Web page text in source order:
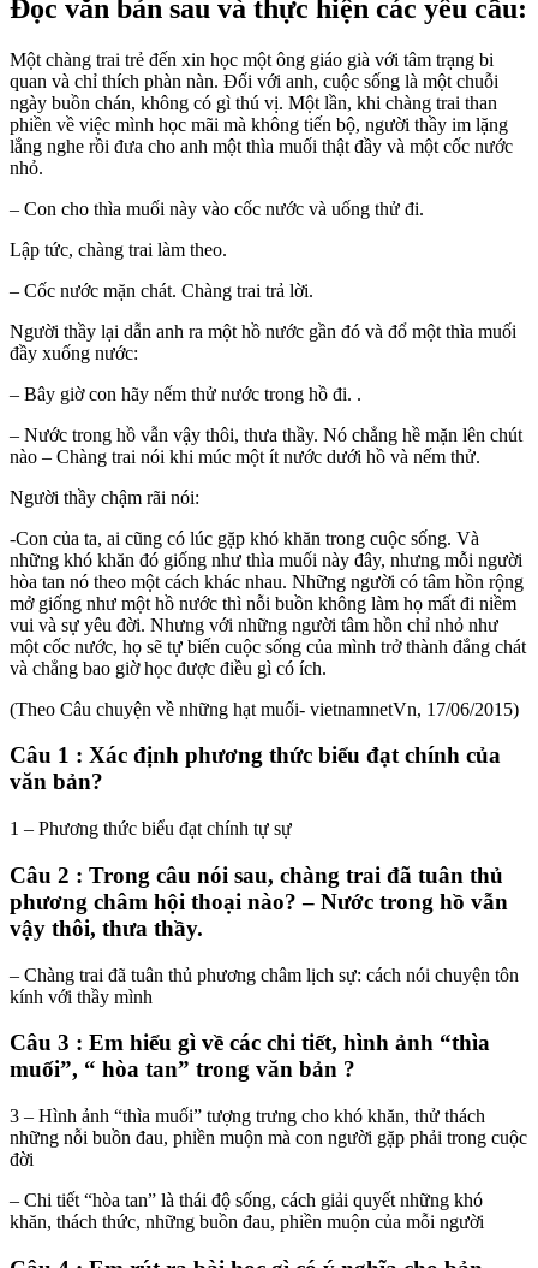
Đọc văn bản sau và thực hiện các yêu cầu:
Một chàng trai trẻ đến xin học một ông giáo già với tâm trạng bi
quan và chỉ thích phàn nàn. Đối với anh, cuộc sống là một chuỗi
ngày buồn chán, không có gì thú vị. Một lần, khi chàng trai than
phiền về việc mình học mãi mà không tiến bộ, người thầy im lặng
lắng nghe rồi đưa cho anh một thìa muối thật đầy và một cốc nước
nhỏ.
– Con cho thìa muối này vào cốc nước và uống thử đi.
Lập tức, chàng trai làm theo.
– Cốc nước mặn chát. Chàng trai trả lời.
Người thầy lại dẫn anh ra một hồ nước gần đó và đổ một thìa muối
đầy xuống nước:
– Bây giờ con hãy nếm thử nước trong hồ đi. .
– Nước trong hồ vẫn vậy thôi, thưa thầy. Nó chẳng hề mặn lên chút
nào – Chàng trai nói khi múc một ít nước dưới hồ và nếm thử.
Người thầy chậm rãi nói:
-Con của ta, ai cũng có lúc gặp khó khăn trong cuộc sống. Và
những khó khăn đó giống như thìa muối này đây, nhưng mỗi người
hòa tan nó theo một cách khác nhau. Những người có tâm hồn rộng
mở giống như một hồ nước thì nỗi buồn không làm họ mất đi niềm
vui và sự yêu đời. Nhưng với những người tâm hồn chỉ nhỏ như
một cốc nước, họ sẽ tự biến cuộc sống của mình trở thành đắng chát
và chẳng bao giờ học được điều gì có ích.
(Theo Câu chuyện về những hạt muối- vietnamnetVn, 17/06/2015)
Câu 1 : Xác định phương thức biểu đạt chính của
văn bản?
1 – Phương thức biểu đạt chính tự sự
Câu 2 : Trong câu nói sau, chàng trai đã tuân thủ
phương châm hội thoại nào? – Nước trong hồ vẫn
vậy thôi, thưa thầy.
– Chàng trai đã tuân thủ phương châm lịch sự: cách nói chuyện tôn
kính với thầy mình
Câu 3 : Em hiểu gì về các chi tiết, hình ảnh “thìa
muối”, “ hòa tan” trong văn bản ?
3 – Hình ảnh “thìa muối” tượng trưng cho khó khăn, thử thách
những nỗi buồn đau, phiền muộn mà con người gặp phải trong cuộc
đời
– Chi tiết “hòa tan” là thái độ sống, cách giải quyết những khó
khăn, thách thức, những buồn đau, phiền muộn của mỗi người